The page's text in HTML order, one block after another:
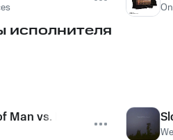
исполнителя
Man vs. Machine